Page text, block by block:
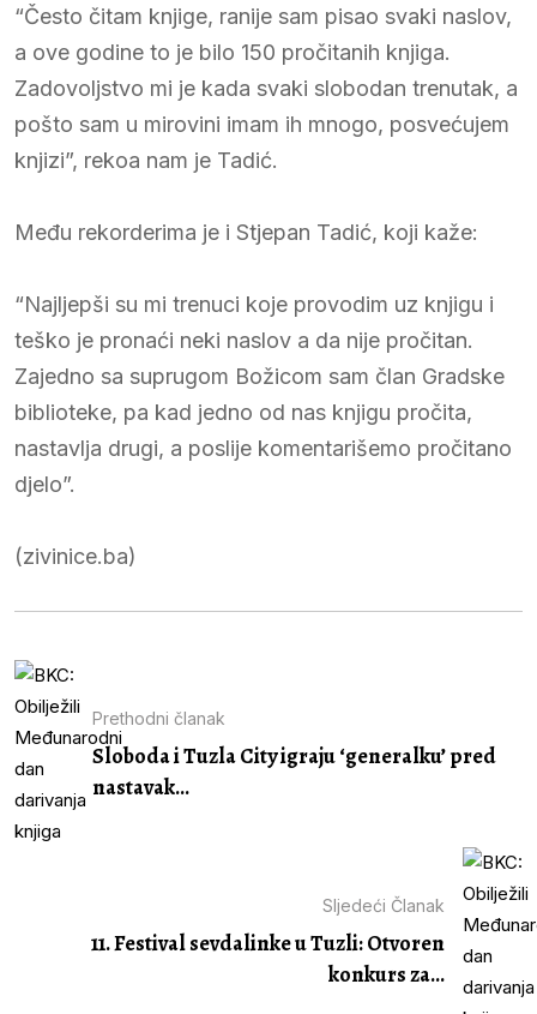
“Često čitam knjige, ranije sam pisao svaki naslov,
a ove godine to je bilo 150 pročitanih knjiga.
Zadovoljstvo mi je kada svaki slobodan trenutak, a
pošto sam u mirovini imam ih mnogo, posvećujem
knjizi”, rekoa nam je Tadić.
Među rekorderima je i Stjepan Tadić, koji kaže:
“Najljepši su mi trenuci koje provodim uz knjigu i
teško je pronaći neki naslov a da nije pročitan.
Zajedno sa suprugom Božicom sam član Gradske
biblioteke, pa kad jedno od nas knjigu pročita,
nastavlja drugi, a poslije komentarišemo pročitano
djelo”.
(zivinice.ba)
Prethodni članak
Sloboda i Tuzla City igraju ‘generalku’ pred
nastavak...
Sljedeći Članak
11. Festival sevdalinke u Tuzli: Otvoren
konkurs za...